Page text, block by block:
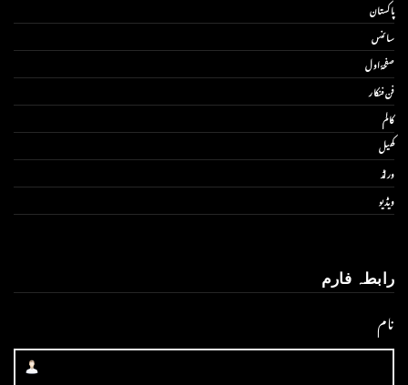
پاکستان
سائنس
صفحۂ اول
فن فنکار
کالم
کھیل
ورلڈ
ویڈیو
رابطہ فارم
نام